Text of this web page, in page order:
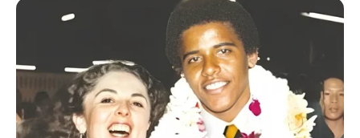
CELANA HAREM STYLE OUTFIT